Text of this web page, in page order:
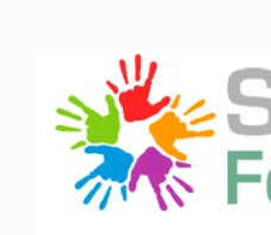
springen